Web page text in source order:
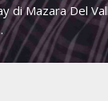
di Mazara Del